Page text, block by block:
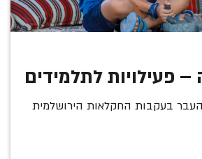
– פעילויות לתלמידים
בעקבות החקלאות הירושלמית